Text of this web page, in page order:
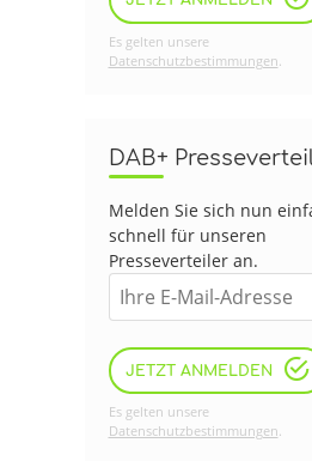
Es gelten unsere
Datenschutzbestimmungen
DAB+
Melden Sie sich nun
schnell für unseren
Presseverteiler an.
JETZT ANMELDEN
Es gelten unsere
Datenschutzbestimmungen.